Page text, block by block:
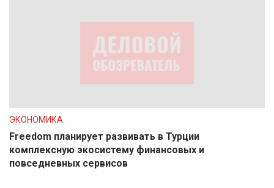
ЭКОНОМИКА
Freedom планирует развивать в Турции
комплексную экосистему финансовых и
повседневных сервисов